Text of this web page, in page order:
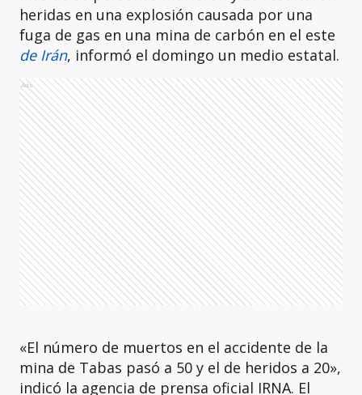
heridas en una explosión causada por una
fuga de gas en una mina de carbón en el este
de Irán, informó el domingo un medio estatal.
Ads
«El número de muertos en el accidente de la
mina de Tabas pasó a 50 y el de heridos a 20»,
indicó la agencia de prensa oficial IRNA. El